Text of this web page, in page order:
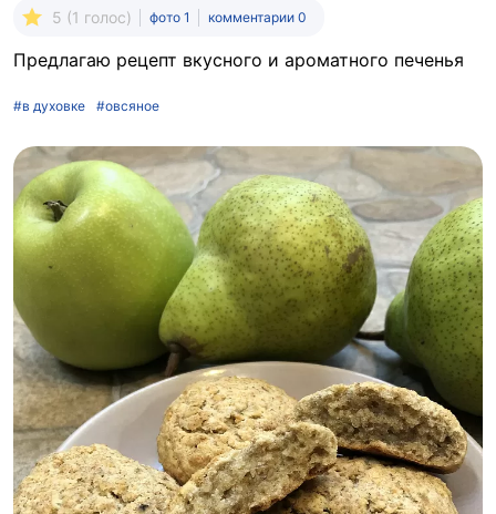
5 (1 голос) фото 1 комментарии 0
Предлагаю рецепт вкусного и ароматного печенья
#в духовке #овсяное